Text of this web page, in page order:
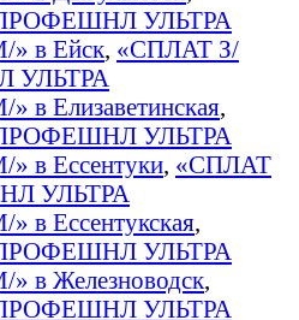
УЛЬТРА
в Ейск, «СПЛАТ З/
Елизаветинская,
УЛЬТРА
в Ессентуки, «СПЛАТ
УЛЬТРА
Ессентукская,
УЛЬТРА
в Железноводск,
УЛЬТРА